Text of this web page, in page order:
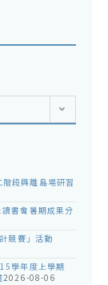
段與離島場研習
書會暑期成果分
競賽」活動
學年度上學期
2026-08-06